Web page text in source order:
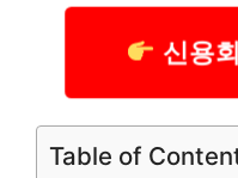
신용
Table of